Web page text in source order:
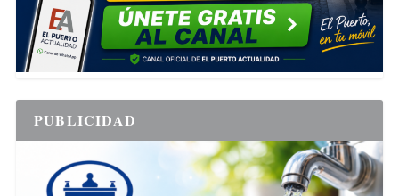
PUBLICIDAD